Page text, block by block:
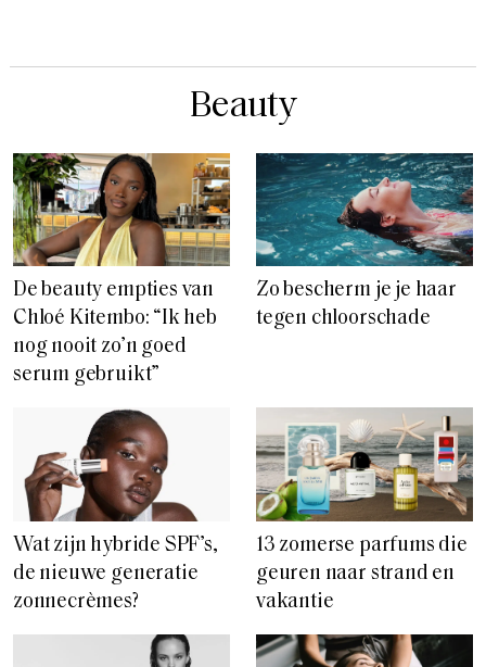
Beauty
De beauty empties van
Chloé Kitembo: “Ik heb
nog nooit zo’n goed
serum gebruikt”
Zo bescherm je je haar
tegen chloorschade
Wat zijn hybride SPF’s,
de nieuwe generatie
zonnecrèmes?
13 zomerse parfums die
geuren naar strand en
vakantie